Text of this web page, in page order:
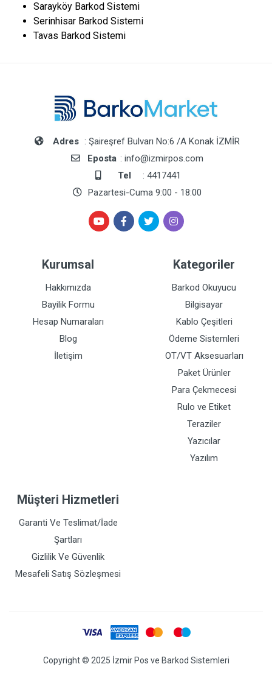
Sarayköy Barkod Sistemi
Serinhisar Barkod Sistemi
Tavas Barkod Sistemi
Adres : Şaireşref Bulvarı No:6 /A Konak İZMİR
Eposta : info@izmirpos.com
Tel
: 4417441
Pazartesi-Cuma 9:00 - 18:00
Kurumsal
Hakkımızda
Bayilik Formu
Hesap Numaraları
Blog
İletişim
Kategoriler
Barkod Okuyucu
Bilgisayar
Kablo Çeşitleri
Ödeme Sistemleri
OT/VT Aksesuarları
Paket Ürünler
Para Çekmecesi
Rulo ve Etiket
Teraziler
Yazıcılar
Yazılım
Müşteri Hizmetleri
Garanti Ve Teslimat/İade
Şartları
Gizlilik Ve Güvenlik
Mesafeli Satış Sözleşmesi
Copyright © 2025 İzmir Pos ve Barkod Sistemleri